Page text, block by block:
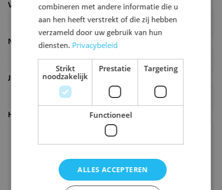
Voornaam*
Naam
Je e-mailadres*
Hoe kunnen we deze pagina verbeteren?
combineren met andere informatie die u
aan hen heeft verstrekt of die zij hebben
verzameld door uw gebruik van hun
diensten. Privacybeleid
Strikt
noodzakelijk
Prestatie Targeting
Functioneel
ALLES ACCEPTEREN